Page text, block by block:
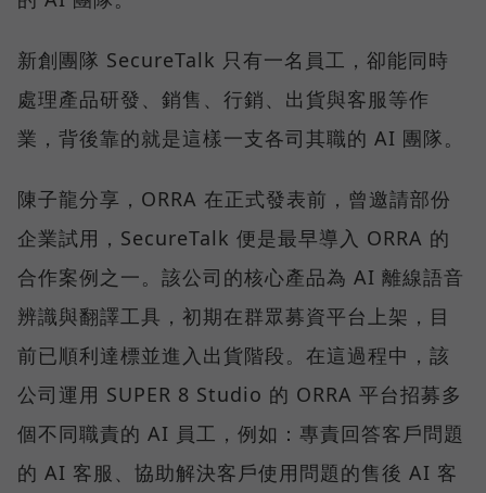
新創團隊 SecureTalk 只有一名員工，卻能同時
處理產品研發、銷售、行銷、出貨與客服等作
業，背後靠的就是這樣一支各司其職的 AI 團隊。
陳子龍分享，ORRA 在正式發表前，曾邀請部份
企業試用，SecureTalk 便是最早導入 ORRA 的
合作案例之一。該公司的核心產品為 AI 離線語音
辨識與翻譯工具，初期在群眾募資平台上架，目
前已順利達標並進入出貨階段。在這過程中，該
公司運用 SUPER 8 Studio 的 ORRA 平台招募多
個不同職責的 AI 員工，例如：專責回答客戶問題
的 AI 客服、協助解決客戶使用問題的售後 AI 客